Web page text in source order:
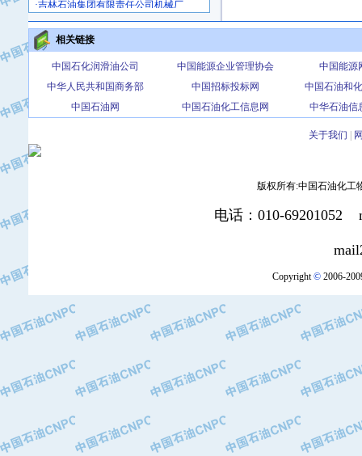
·大港油田集团中成机械制造有限公司
·承德司达石油装备开发公司
·大港油田集团中成机械制造有限公司
·四川明星电缆有限公司
·中国石油大庆石油化工总厂
·北京三盈联合石油技术有限公司
·北京长空工业有限公司
·河北保定天威集团特变电气有限公司
·中国石油抚顺石化公司
·中国石油辽阳石油化纤公司
·托肯恒山科技（广州）有限公司
·中国石油兰州石油化工公司
·大庆油田有限责任公司
·中国石油辽河油田分公司
相关链接
中国石化润滑油公司 中国能源企业管理协会
中国能源
中华人民共和国商务部
中国招标投标网
中国石油和
中国石油网
中国石油化工信息网 中华石油信
关于我们
版权所有:中国石油化工
电话：010-69201052
Copyright©2006-